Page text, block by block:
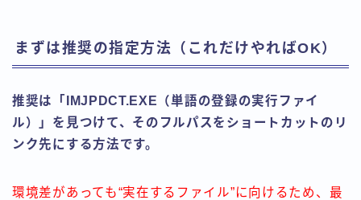
まずは推奨の指定方法（これだけやればOK）
推奨は「IMJPDCT.EXE（単語の登録の実行ファイ
ル）」を見つけて、そのフルパスをショートカットのリ
ンク先にする方法です。
環境差があっても“実在するファイル”に向けるため、最